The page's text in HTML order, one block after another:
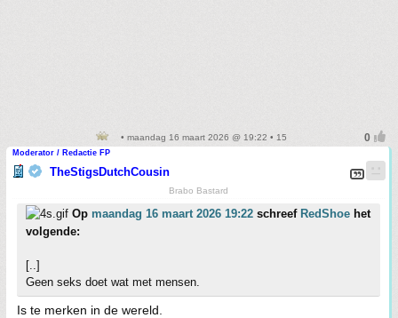
• maandag 16 maart 2026 @ 19:22 • 15
Moderator / Redactie FP
TheStigsDutchCousin
Brabo Bastard
Op maandag 16 maart 2026 19:22 schreef RedShoe het
volgende:
[..]
Geen seks doet wat met mensen.
Is te merken in de wereld.